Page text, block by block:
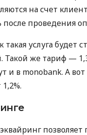
на счет
проведения
услуга будет
Такой же тариф —
и в monobank. А вот